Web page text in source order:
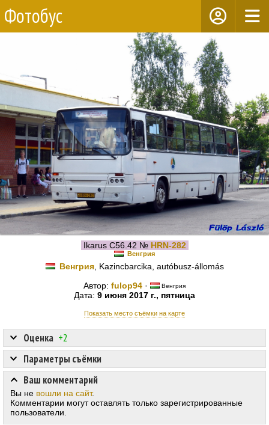
Фотобус
Ikarus C56.42 № HRN-282
Венгрия
Венгрия, Kazincbarcika, autóbusz-állomás
Автор: fulop94 · Венгрия
Дата: 9 июня 2017 г., пятница
Показать место съёмки на карте
Оценка +2
Параметры съёмки
Ваш комментарий
Вы не вошли на сайт.
Комментарии могут оставлять только зарегистрированные
пользователи.